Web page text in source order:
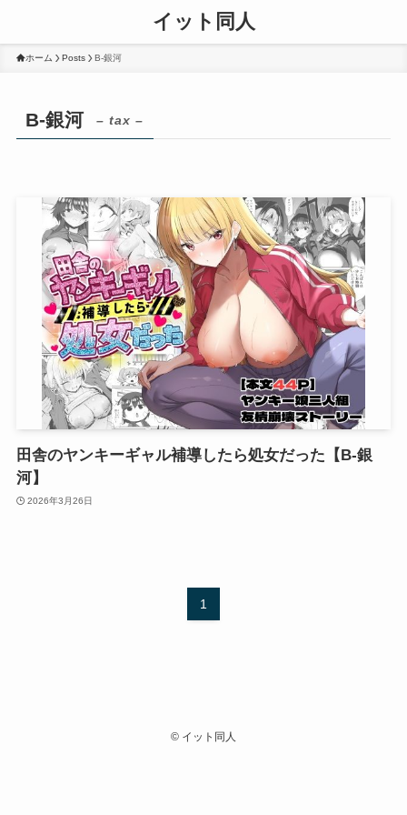
イット同人
ホーム Posts B-銀河
B-銀河 – tax –
田舎のヤンキーギャル補導したら処女だった【B-銀
河】
2026年3月26日
1
© イット同人